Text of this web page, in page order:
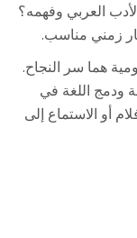
العربي وفهمه؟
زمني مناسب.
هما سر النجاح.
اللغة في
أو الاستماع إلى